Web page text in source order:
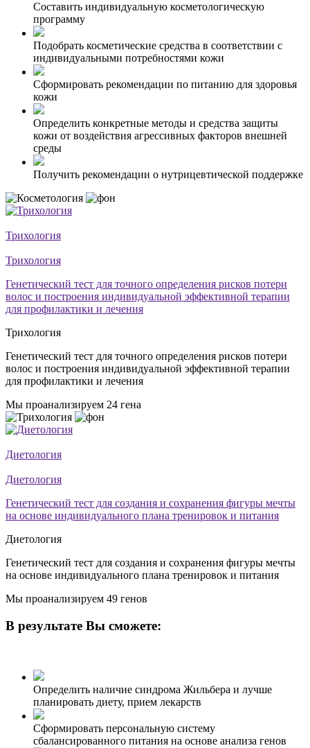
Составить индивидуальную косметологическую
программу
Подобрать косметические средства в соответствии с
индивидуальными потребностями кожи
Сформировать рекомендации по питанию для здоровья
кожи
Определить конкретные методы и средства защиты
кожи от воздействия агрессивных факторов внешней
среды
Получить рекомендации о нутрицевтической поддержке
Трихология
Трихология
Генетический тест для точного определения рисков потери
волос и построения индивидуальной эффективной терапии
для профилактики и лечения
Трихология
Генетический тест для точного определения рисков потери
волос и построения индивидуальной эффективной терапии
для профилактики и лечения
Мы проанализируем 24 гена
Диетология
Диетология
Генетический тест для создания и сохранения фигуры мечты
на основе индивидуального плана тренировок и питания
Диетология
Генетический тест для создания и сохранения фигуры мечты
на основе индивидуального плана тренировок и питания
Мы проанализируем 49 генов
В результате Вы сможете:
Определить наличие синдрома Жильбера и лучше
планировать диету, прием лекарств
Сформировать персональную систему
сбалансированного питания на основе анализа генов